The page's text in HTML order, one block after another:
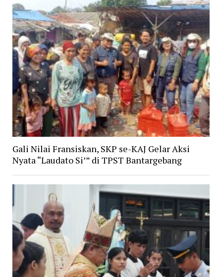
Gali Nilai Fransiskan, SKP se-KAJ Gelar Aksi
Nyata “Laudato Si’” di TPST Bantargebang